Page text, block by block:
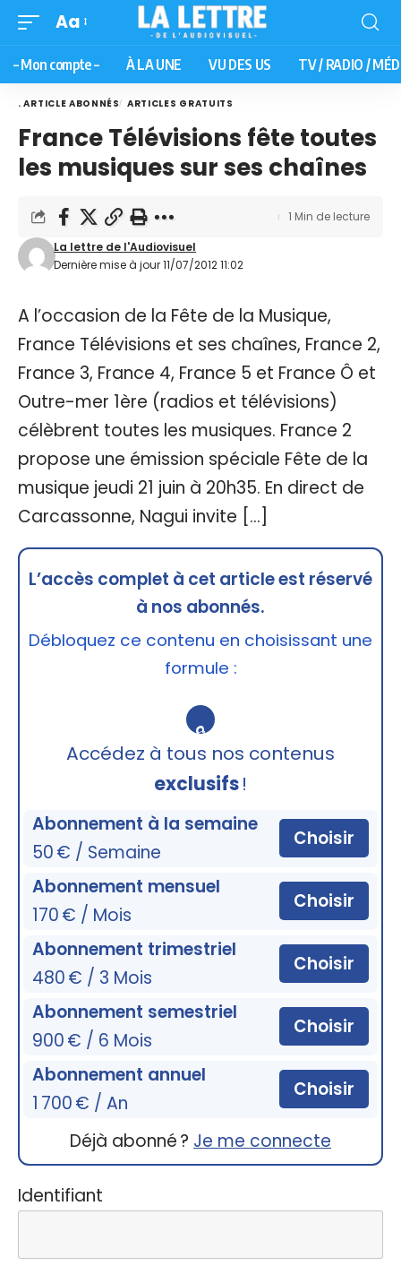
Aa
– Mon compte – À LA UNE VU DES US TV / RADIO /
. ARTICLE ABONNÉS ARTICLES GRATUITS
France Télévisions fête toutes
les musiques sur ses chaînes
Dernière mise à jour 11/07/2012 11:02
La lettre de l'Audiovisuel
1 Min de lecture
A l’occasion de la Fête de la Musique,
France Télévisions et ses chaînes, France 2,
France 3, France 4, France 5 et France Ô et
Outre-mer 1ère (radios et télévisions)
célèbrent toutes les musiques. France 2
propose une émission spéciale Fête de la
musique jeudi 21 juin à 20h35. En direct de
Carcassonne, Nagui invite […]
L’accès complet à cet article est réservé
à nos abonnés.
Débloquez ce contenu en choisissant une
formule :
🔒
Accédez à tous nos contenus
exclusifs!
Abonnement à la semaine
50 € / Semaine
Choisir
Abonnement mensuel
170 € / Mois
Choisir
Abonnement trimestriel
480 € / 3 Mois
Choisir
Abonnement semestriel
900 € / 6 Mois
Choisir
Abonnement annuel
1 700 € / An
Choisir
Déjà abonné ? Je me connecte
Identifiant